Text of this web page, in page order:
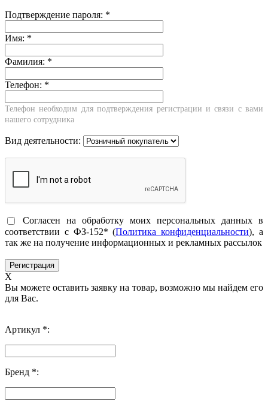
Подтверждение пароля: *
Имя: *
Фамилия: *
Телефон: *
Телефон необходим для подтверждения регистрации и связи с вами
нашего сотрудника
Вид деятельности:
Согласен на обработку моих персональных данных в
соответствии с ФЗ-152* (Политика конфиденциальности), а
так же на получение информационных и рекламных рассылок
X
Вы можете оставить заявку на товар, возможно мы найдем его
для Вас.
Артикул *:
Бренд *: